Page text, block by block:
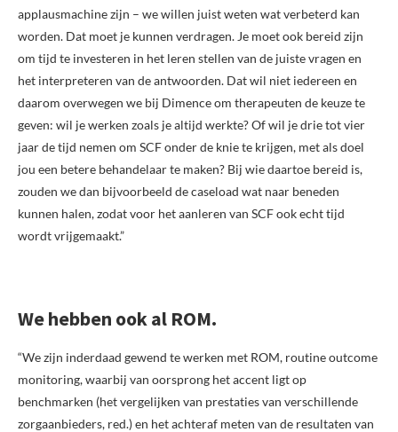
applausmachine zijn – we willen juist weten wat verbeterd kan
worden. Dat moet je kunnen verdragen. Je moet ook bereid zijn
om tijd te investeren in het leren stellen van de juiste vragen en
het interpreteren van de antwoorden. Dat wil niet iedereen en
daarom overwegen we bij Dimence om therapeuten de keuze te
geven: wil je werken zoals je altijd werkte? Of wil je drie tot vier
jaar de tijd nemen om SCF onder de knie te krijgen, met als doel
jou een betere behandelaar te maken? Bij wie daartoe bereid is,
zouden we dan bijvoorbeeld de caseload wat naar beneden
kunnen halen, zodat voor het aanleren van SCF ook echt tijd
wordt vrijgemaakt.”
We hebben ook al ROM.
“We zijn inderdaad gewend te werken met ROM, routine outcome
monitoring, waarbij van oorsprong het accent ligt op
benchmarken (het vergelijken van prestaties van verschillende
zorgaanbieders, red.) en het achteraf meten van de resultaten van